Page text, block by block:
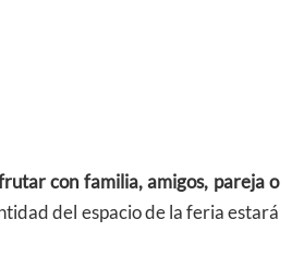
con familia, amigos, pareja o
del espacio de la feria estará